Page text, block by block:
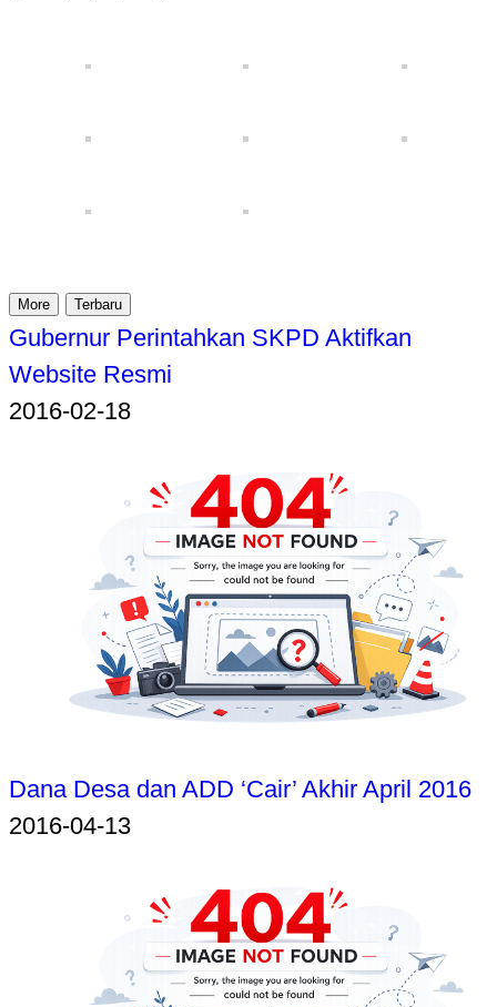
More Terbaru
Gubernur Perintahkan SKPD Aktifkan
Website Resmi
2016-02-18
Dana Desa dan ADD ‘Cair’ Akhir April 2016
2016-04-13